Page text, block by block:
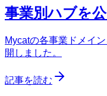
事業別ハブを
Mycatの各事業ドメイ
開しました。
記事を読む